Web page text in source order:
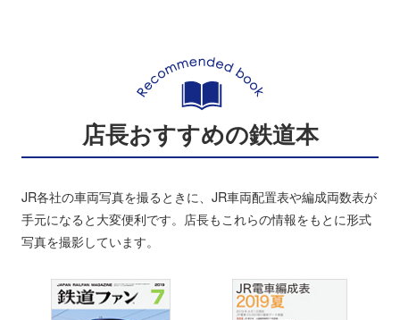
店長おすすめの鉄道本
JR各社の車両写真を撮るときに、JR車両配置表や編成両数表が
手元になると大変便利です。店長もこれらの情報をもとに形式
写真を撮影しています。